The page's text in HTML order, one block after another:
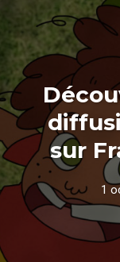
sur
1